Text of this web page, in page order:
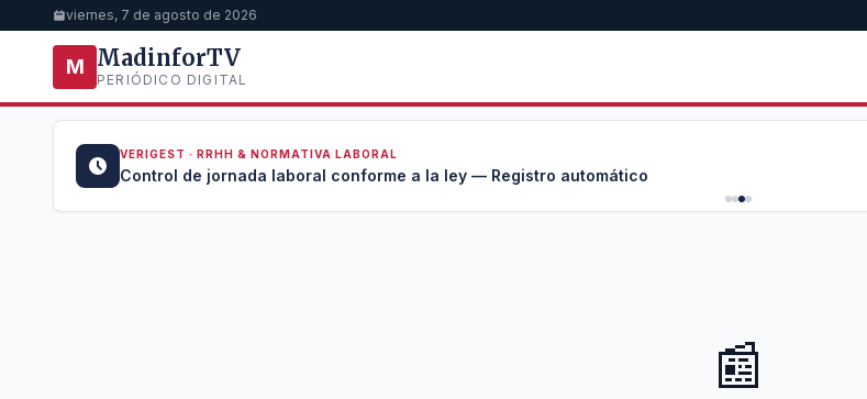
viernes, 7 de agosto de 2026
M MadinforTV
PERIÓDICO DIGITAL
VERIGEST · RRHH & NORMATIVA LABORAL
Control de jornada laboral conforme a la ley — Registro automático
📰